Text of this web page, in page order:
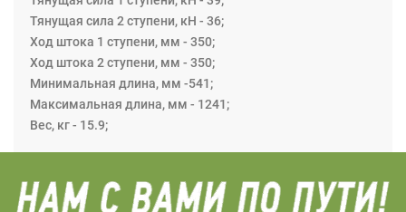
перегрузки, также клапан страхует от неправильного
подсоединения возвратного шланга.
Тянущая сила 2 ступени, кН - 36;
Ход штока 1 ступени, мм - 350;
Ход штока 2 ступени, мм - 350;
Минимальная длина, мм -541;
Максимальная длина, мм - 1241;
Вес, кг - 15.9;